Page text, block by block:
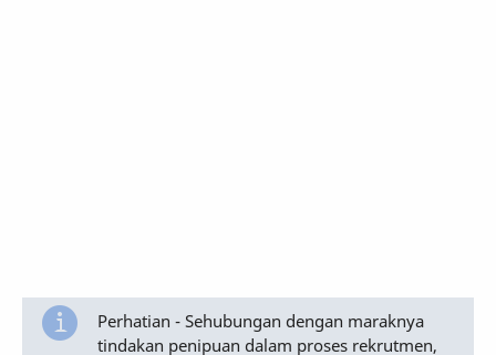
Perhatian - Sehubungan dengan maraknya
tindakan penipuan dalam proses rekrutmen,